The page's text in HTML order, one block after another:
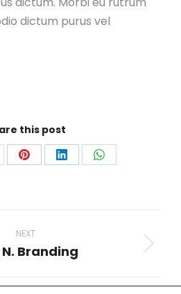
dictum purus vel
this post
Share Share Share
NEXT
Next
N. Branding